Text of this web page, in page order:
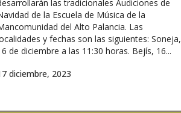
las tradicionales Audiciones de
de la Escuela de Música de la
del Alto Palancia. Las
y fechas son las siguientes: Soneja,
de diciembre a las 11:30 horas. Bejís, 16...
diciembre, 2023